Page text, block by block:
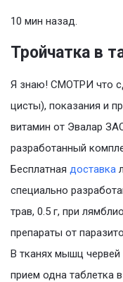
10 мин назад.
Тройчатка в
Я знаю! СМОТРИ что
цисты), показания и
витамин от Эвалар
разработанный
Бесплатная доставка
специально
трав, 0.5 г, при
препараты от
В тканях мышц
прием одна таблетка